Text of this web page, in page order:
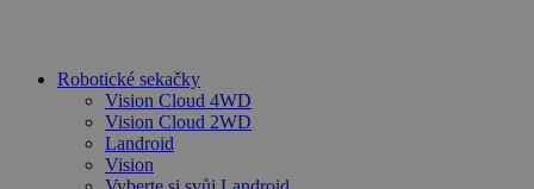
Robotické sekačky
Vision Cloud 4WD
Vision Cloud 2WD
Landroid
Vision